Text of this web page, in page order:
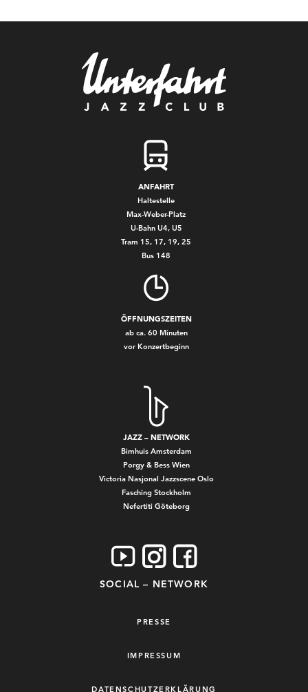
ANFAHRT
Haltestelle
Max-Weber-Platz
U-Bahn U4, U5
Tram 15, 17, 19, 25
Bus 148
ÖFFNUNGSZEITEN
ab ca. 60 Minuten
vor Konzertbeginn
JAZZ – NETWORK
Bimhuis Amsterdam
Porgy & Bess Wien
Victoria Nasjonal Jazzscene Oslo
Fasching Stockholm
Nefertiti Göteborg
SOCIAL – NETWORK
PRESSE
IMPRESSUM
DATENSCHUTZERKLÄRUNG